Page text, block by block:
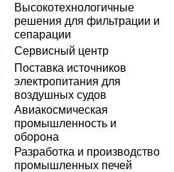
Высокотехнологичные
решения для фильтрации и
сепарации
Сервисный центр
Поставка источников
электропитания для
воздушных судов
Авиакосмическая
промышленность и
оборона
Разработка и производство
промышленных печей